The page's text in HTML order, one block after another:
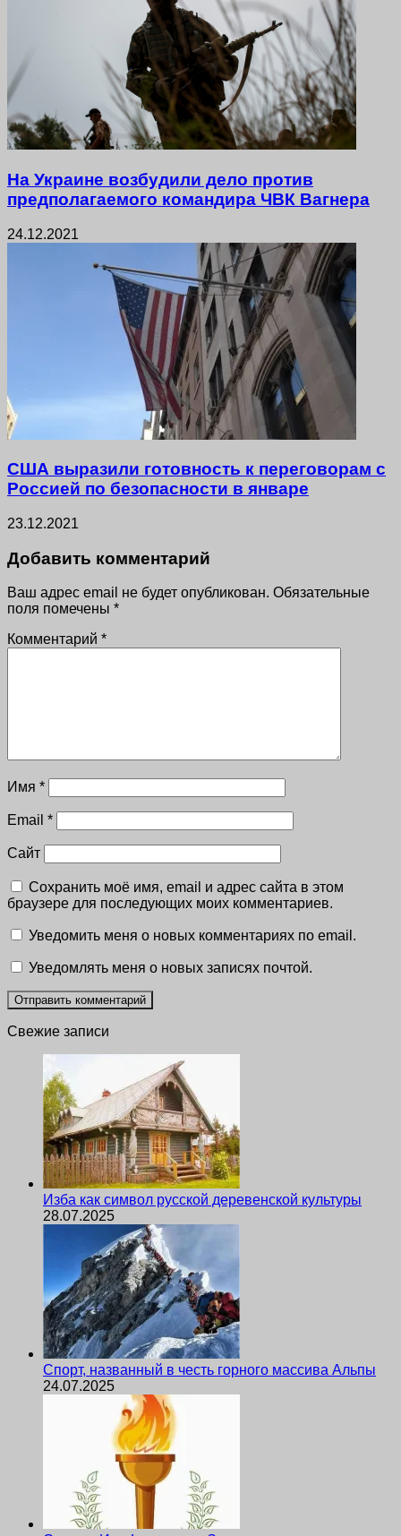
На Украине возбудили дело против
предполагаемого командира ЧВК Вагнера
24.12.2021
США выразили готовность к переговорам с
Россией по безопасности в январе
23.12.2021
Добавить комментарий
Ваш адрес email не будет опубликован. Обязательные
поля помечены *
Комментарий *
Имя *
Email *
Сайт
Сохранить моё имя, email и адрес сайта в этом
браузере для последующих моих комментариев.
Уведомить меня о новых комментариях по email.
Уведомлять меня о новых записях почтой.
Свежие записи
Изба как символ русской деревенской культуры
28.07.2025
Спорт, названный в честь горного массива Альпы
24.07.2025